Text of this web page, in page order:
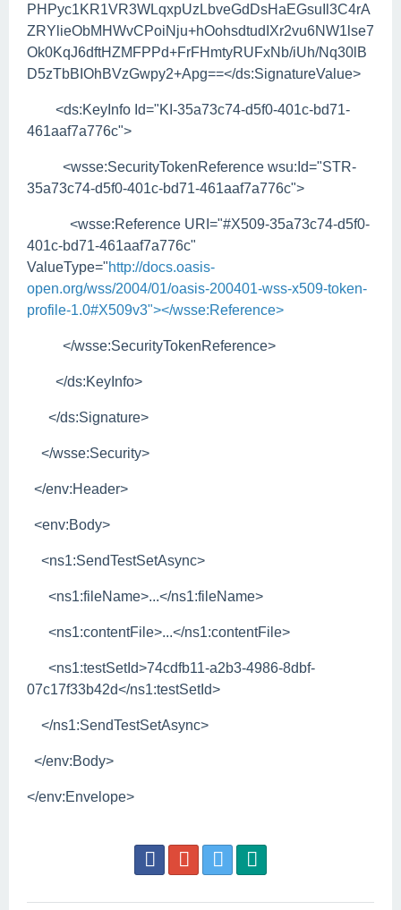
PHPyc1KR1VR3WLqxpUzLbveGdDsHaEGsuIl3C4rA
ZRYlieObMHWvCPoiNju+hOohsdtudIXr2vu6NW1lse7
Ok0KqJ6dftHZMFPPd+FrFHmtyRUFxNb/iUh/Nq30lB
D5zTbBIOhBVzGwpy2+Apg==</ds:SignatureValue>
<ds:KeyInfo Id="KI-35a73c74-d5f0-401c-bd71-
461aaf7a776c">
<wsse:SecurityTokenReference wsu:Id="STR-
35a73c74-d5f0-401c-bd71-461aaf7a776c">
<wsse:Reference URI="#X509-35a73c74-d5f0-
401c-bd71-461aaf7a776c"
ValueType="http://docs.oasis-
open.org/wss/2004/01/oasis-200401-wss-x509-token-
profile-1.0#X509v3"></wsse:Reference>
</wsse:SecurityTokenReference>
</ds:KeyInfo>
</ds:Signature>
</wsse:Security>
</env:Header>
<env:Body>
<ns1:SendTestSetAsync>
<ns1:fileName>...</ns1:fileName>
<ns1:contentFile>...</ns1:contentFile>
<ns1:testSetId>74cdfb11-a2b3-4986-8dbf-
07c17f33b42d</ns1:testSetId>
</ns1:SendTestSetAsync>
</env:Body>
</env:Envelope>